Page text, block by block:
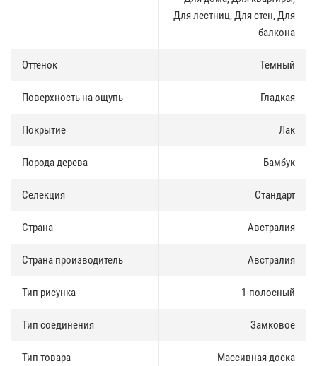
Для лестниц, Для стен, Для
балкона
Оттенок Темный
Поверхность на ощупь Гладкая
Покрытие Лак
Порода дерева Бамбук
Селекция Стандарт
Страна Австралия
Страна производитель Австралия
Тип рисунка 1-полосный
Тип соединения Замковое
Тип товара Массивная доска